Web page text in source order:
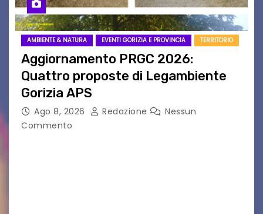
AMBIENTE & NATURA EVENTI GORIZIA E PROVINCIA TERRITORIO
Aggiornamento PRGC 2026:
Quattro proposte di Legambiente
Gorizia APS
Ago 8, 2026 Redazione
Nessun
Commento